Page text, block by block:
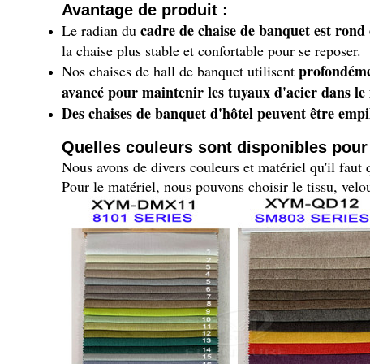
Avantage de produit :
Le radian du cadre de chaise de banquet est rond
la chaise plus stable et confortable pour se reposer.
Nos chaises de hall de banquet utilisent
avancé pour maintenir les tuyaux d'acier dans
Des chaises de banquet d'hôtel peuvent être
Quelles couleurs sont disponibles
Nous avons de divers couleurs et matériel qu'il faut
Pour le matériel, nous pouvons choisir le tissu,